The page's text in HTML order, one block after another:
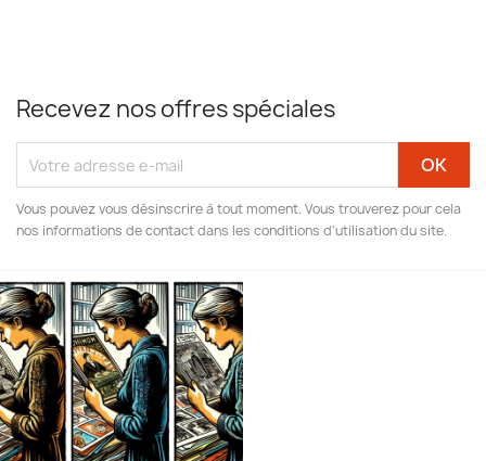
Recevez nos offres spéciales
Vous pouvez vous désinscrire à tout moment. Vous trouverez pour cela
nos informations de contact dans les conditions d'utilisation du site.